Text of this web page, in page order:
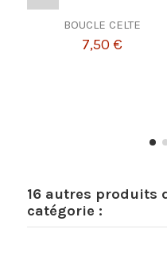
BOUCLE CELTE
7,50 €
16 autres produits
catégorie :